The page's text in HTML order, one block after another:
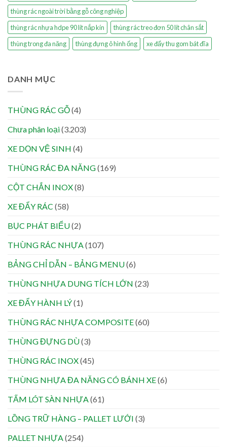
thùng rác ngoài trời bằng gỗ công nghiệp
thùng rác nhựa hdpe 90 lít nắp kín
thùng rác treo đơn 50 lít chân sắt
thùng trong đa năng
thùng đựng ô hình ống xe đẩy thu gom bát đĩa
DANH MỤC
THÙNG RÁC GỖ(4)
Chưa phân loại(3.203)
XE DỌN VỆ SINH (4)
THÙNG RÁC ĐA NĂNG(169)
CỘT CHẮN INOX(8)
XE ĐẨY RÁC (58)
BỤC PHÁT BIỂU(2)
THÙNG RÁC NHỰA(107)
BẢNG CHỈ DẪN – BẢNG MENU(6)
THÙNG NHỰA DUNG TÍCH LỚN (23)
XE ĐẨY HÀNH LÝ(1)
THÙNG RÁC NHỰA COMPOSITE(60)
THÙNG ĐỰNG DÙ(3)
THÙNG RÁC INOX(45)
THÙNG NHỰA ĐA NĂNG CÓ BÁNH XE(6)
TẤM LÓT SÀN NHỰA(61)
LỒNG TRỮ HÀNG – PALLET LƯỚI (3)
PALLET NHỰA(254)